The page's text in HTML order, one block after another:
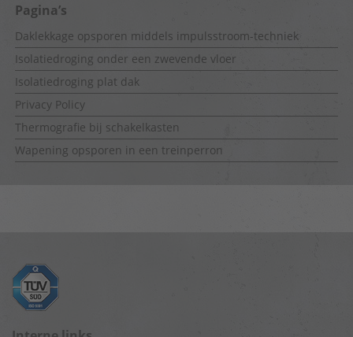
Pagina’s
Daklekkage opsporen middels impulsstroom-techniek
Isolatiedroging onder een zwevende vloer
Isolatiedroging plat dak
Privacy Policy
Thermografie bij schakelkasten
Wapening opsporen in een treinperron